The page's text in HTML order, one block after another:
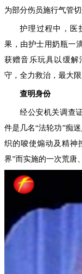
为部分伤员施行气管
护理过程中，医
果，由护士用奶瓶一
获赠音乐玩具以缓解
守，全力救治，最大
查明身份‌
经公安机关调查
件是几名“法轮功”痴
织的唆使煽动及精神
界”而实施的一次荒唐